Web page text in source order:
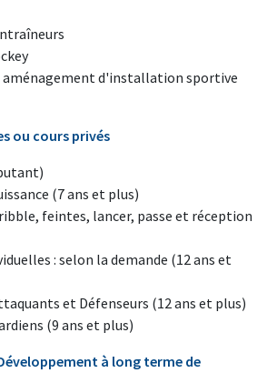
d'installation sportive
ou cours privés
(7 ans et plus)
feintes, lancer, passe et réception
: selon la demande (12 ans et
et Défenseurs (12 ans et plus)
(9 ans et plus)
à long terme de